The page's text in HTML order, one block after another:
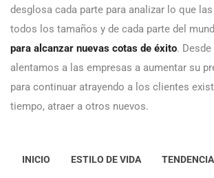
desglosa cada parte para analizar lo que
todos los tamaños y de cada parte del
para alcanzar nuevas cotas de éxito.
alentamos a las empresas a aumentar su
para continuar atrayendo a los clientes
tiempo, atraer a otros nuevos.
INICIO ESTILO DE VIDA